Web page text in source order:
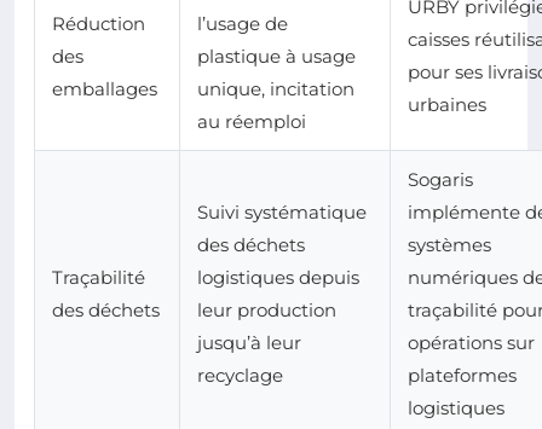
Réduction
des
emballages
l’usage de
plastique à usage
unique, incitation
au réemploi
URBY
caisses
pour ses
urbaines
Traçabilité
des déchets
Suivi systématique
des déchets
logistiques depuis
leur production
jusqu’à leur
recyclage
Sogaris
implémente
systèmes
numériques
traçabilité
opérations sur
plateformes
logistiques